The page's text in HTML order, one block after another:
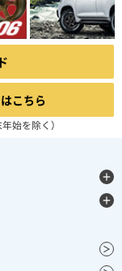
こちら
始を除く）